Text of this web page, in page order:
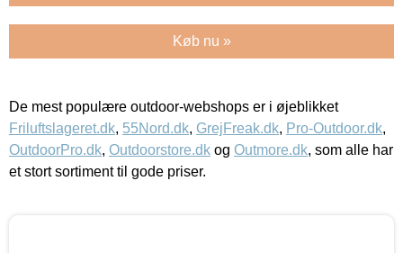
Køb nu »
De mest populære outdoor-webshops er i øjeblikket
Friluftslageret.dk, 55Nord.dk, GrejFreak.dk, Pro-Outdoor.dk,
OutdoorPro.dk, Outdoorstore.dk og Outmore.dk, som alle har
et stort sortiment til gode priser.